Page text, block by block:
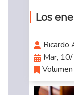
Los
Ricardo
Mar,